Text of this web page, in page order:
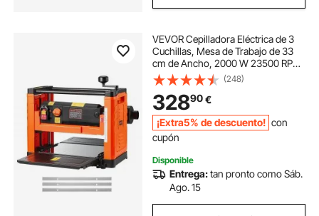
VEVOR Cepilladora Eléctrica de 3
Cuchillas, Mesa de Trabajo de 33
cm de Ancho, 2000 W 23500 RPM
Moto Potente, Rodillo Doble,
Protección Contra Sobrecargas, 2
Velocidades, para Madera
Dura/Blanda
(248)
32890€
¡Extra5% de descuento! con
cupón
Disponible
Entrega:tan pronto como Sáb.
Ago. 15